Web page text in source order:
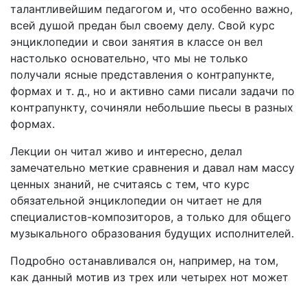
талантливейшим педагогом и, что особенно важно,
всей душой предан был своему делу. Свой курс
энциклопедии и свои занятия в классе он вел
настолько основательно, что мы не только
получали ясные представления о контрапункте,
формах и т. д., но и активно сами писали задачи по
контрапункту, сочиняли небольшие пьесы в разных
формах.
Лекции он читал живо и интересно, делал
замечательно меткие сравнения и давал нам массу
ценных знаний, не считаясь с тем, что курс
обязательной энциклопедии он читает не для
специалистов-композиторов, а только для общего
музыкального образования будущих исполнителей.
Подробно останавливался он, например, на том,
как данный мотив из трех или четырех нот может